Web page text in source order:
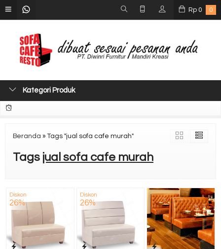
Rp 0 0
Kategori Produk
Beranda »Tags "jual sofa cafe murah"
Tags jual sofa cafe murah
Diskon
26%
Diskon
26%